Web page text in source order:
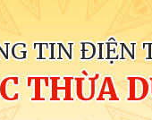
TIN ĐIỆN
THỪA